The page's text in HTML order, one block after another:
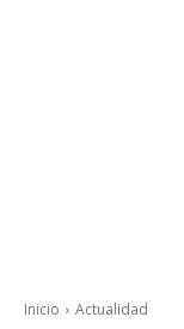
Inicio Actualidad